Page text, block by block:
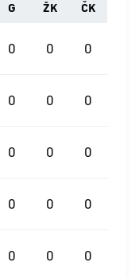
G ŽK ČK
0 0 0
0 0 0
0 0 0
0 0 0
0 0 0